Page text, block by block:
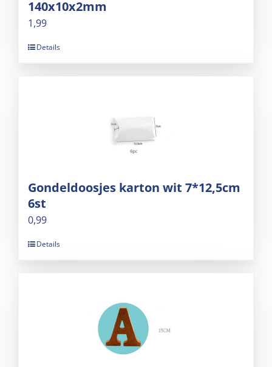
140x10x2mm
1,99
Details
Gondeldoosjes karton wit 7*12,5cm
6st
0,99
Details